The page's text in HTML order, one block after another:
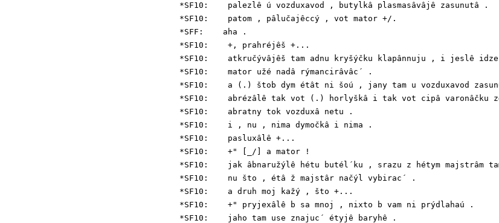
*SF10:    palezlê ú vozduxavod , butylkâ plasmasâvâjê zasunutâ .
*SF10:    patom , pâlučajêccý , vot mator +/.
*SFF:    aha .
*SF10:    +, prahréjêš +...
*SF10:    atkručývâjêš tam adnu kryšýčku klapânnuju , i jeslê
*SF10:    mator užé nadâ rýmancirâvâc´ .
*SF10:    a (.) štob dym étât ni šoú , jany tam u vozduxavod
*SF10:    abrézâlê tak vot (.) horlyškâ i tak vot cipâ varonâčku
*SF10:    abratny tok vozduxâ netu .
*SF10:    i , nu , nima dymočkâ i nima .
*SF10:    pasluxâlê +...
*SF10:    +" [_/] a mator !
*SF10:    jak âbnaružýlê hétu butél´ku , srazu z hétym majstrâm
*SF10:    nu što , étâ ž majstâr načýl vybirac´ .
*SF10:    a druh moj kažý , što +...
*SF10:    +" pryjexâlê b sa mnoj , nixto b vam ni prýdlahaú .
*SF10:    jaho tam use znajuc´ étyjê baryhê .